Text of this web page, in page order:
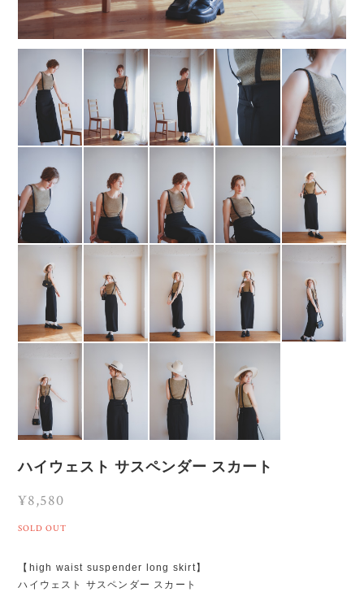
ハイウェスト サスペンダー スカート
¥8,580
SOLD OUT
【high waist suspender long skirt】
ハイウェスト サスペンダー スカート